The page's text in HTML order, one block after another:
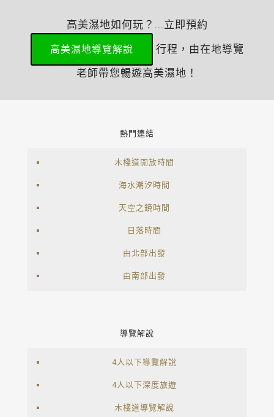
高美濕地如何玩？...立即預約
高美濕地導覽解說
行程，由在地導覽
老師帶您暢遊高美濕地！
熱門連結
木棧道開放時間
海水潮汐時間
天空之鏡時間
日落時間
由北部出發
由南部出發
導覽解說
4人以下導覽解說
4人以下深度旅遊
木棧道導覽解說